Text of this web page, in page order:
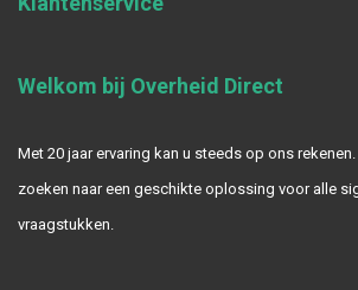
Welkom bij Overheid Direct
Met 20 jaar ervaring kan u steeds op ons
zoeken naar een geschikte oplossing voor alle
vraagstukken.